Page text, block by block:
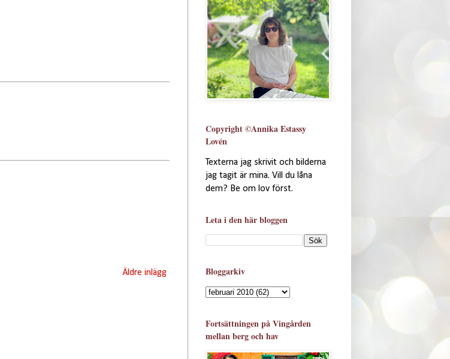
Äldre inlägg
Copyright ©Annika Estassy
Lovén
Texterna jag skrivit och bilderna
jag tagit är mina. Vill du låna
dem? Be om lov först.
Leta i den här bloggen
Bloggarkiv
Fortsättningen på Vingården
mellan berg och hav